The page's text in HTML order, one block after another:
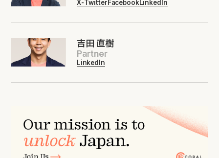
X-TwitterFacebookLinkedIn
吉田 直樹
Partner
LinkedIn